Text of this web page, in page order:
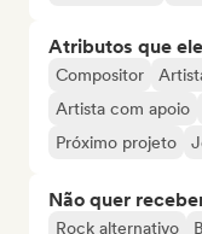
Atributos que
Compositor
Artista com apoio
Próximo projeto
Não quer
Rock alternativo